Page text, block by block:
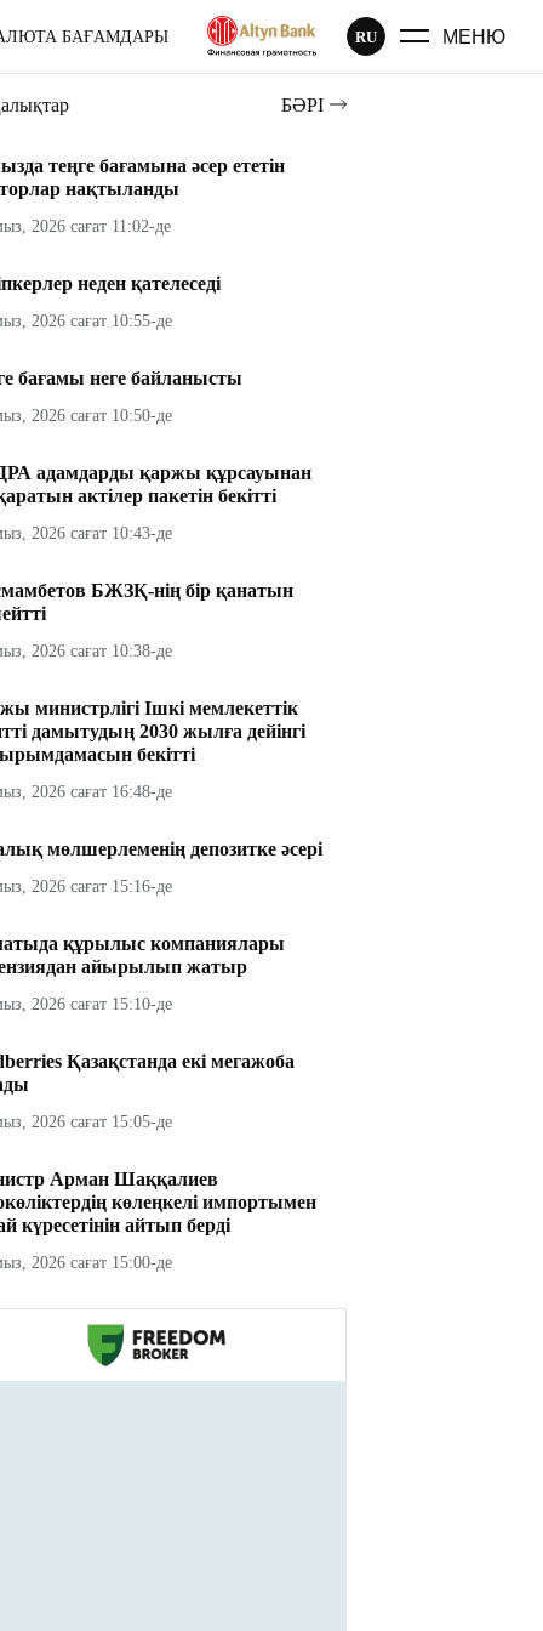
БАҒАМДАРЫ RU МЕНЮ
БӘРІ
теңге бағамына әсер ететін
нақтыланды
2026 сағат 11:02-де
неден қателеседі
2026 сағат 10:55-де
бағамы неге байланысты
2026 сағат 10:50-де
адамдарды қаржы құрсауынан
актілер пакетін бекітті
2026 сағат 10:43-де
БЖЗҚ-нің бір қанатын
2026 сағат 10:38-де
министрлігі Ішкі мемлекеттік
дамытудың 2030 жылға дейінгі
бекітті
2026 сағат 16:48-де
мөлшерлеменің депозитке әсері
2026 сағат 15:16-де
құрылыс компаниялары
айырылып жатыр
2026 сағат 15:10-де
Қазақстанда екі мегажоба
2026 сағат 15:05-де
Арман Шаққалиев
көлеңкелі импортымен
күресетінін айтып берді
2026 сағат 15:00-де